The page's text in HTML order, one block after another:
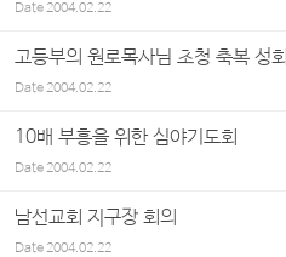
Date2004.02.22
고등부의 원로목사님 초청 축복 성회
Date2004.02.22
10배 부흥을 위한 심야기도회
Date2004.02.22
남선교회 지구장 회의
Date2004.02.22